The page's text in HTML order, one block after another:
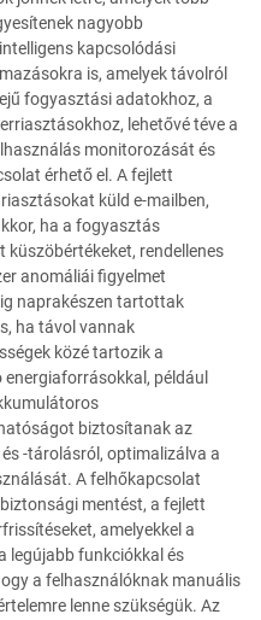
nagyobb
kapcsolódási
is, amelyek távolról
fogyasztási adatokhoz, a
lehetővé téve a
monitorozását és
érhető el. A fejlett
küld e-mailben,
ha a fogyasztás
rendellenes
anomáliái figyelmet
naprakészen tartottak
ha távol vannak
közé tartozik a
például
biztosítanak az
-tárolásról, optimalizálva a
A felhőkapcsolat
mentést, a fejlett
amelyekkel a
legújabb funkciókkal és
a felhasználóknak manuális
lenne szükségük. Az